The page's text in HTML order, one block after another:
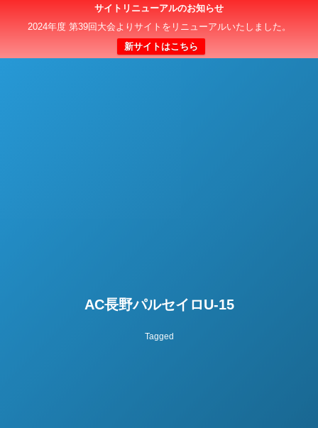
サイトリニューアルのお知らせ
2024年度 第39回大会よりサイトをリニューアルいたしました。
新サイトはこちら
日本クラブユースサッカー選手権（U-15）大会
AC長野パルセイロU-15
Tagged